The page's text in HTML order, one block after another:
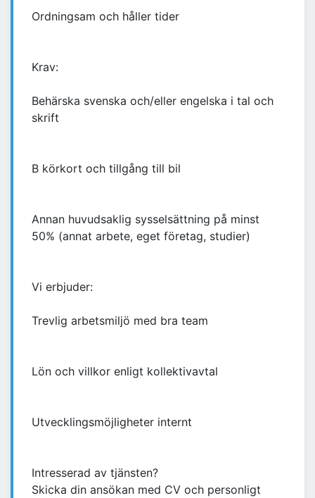
Ordningsam och håller tider
Krav:
Behärska svenska och/eller engelska i tal och
skrift
B körkort och tillgång till bil
Annan huvudsaklig sysselsättning på minst
50% (annat arbete, eget företag, studier)
Vi erbjuder:
Trevlig arbetsmiljö med bra team
Lön och villkor enligt kollektivavtal
Utvecklingsmöjligheter internt
Intresserad av tjänsten?
Skicka din ansökan med CV och personligt